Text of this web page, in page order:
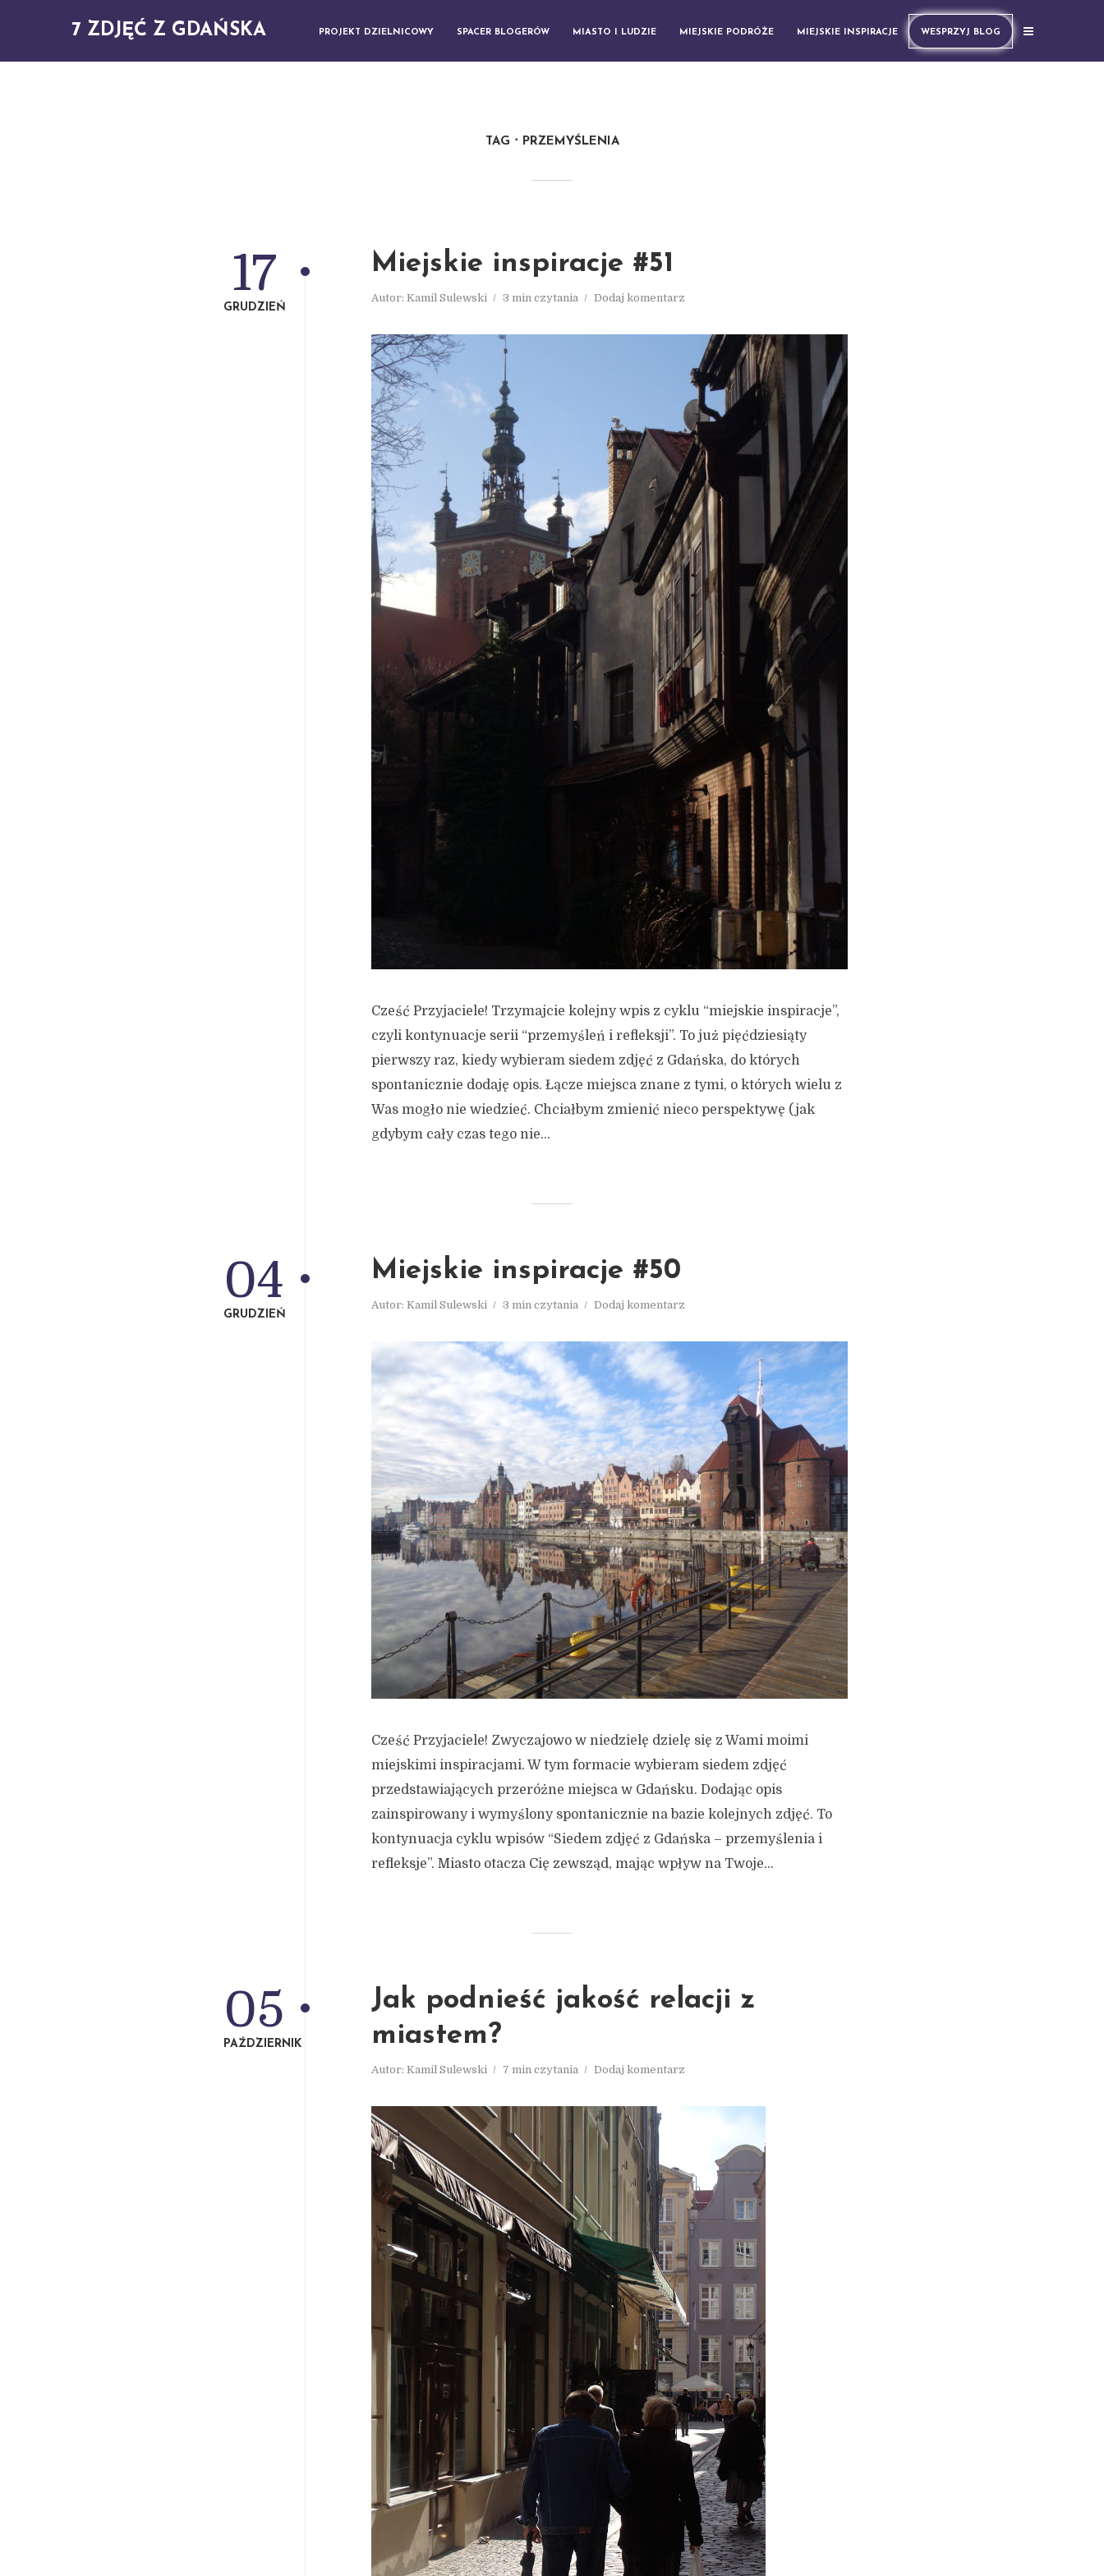
7 ZDJĘĆ Z GDAŃSKA PROJEKT DZIELNICOWY SPACER BLOGERÓW MIASTO I LUDZIE MIEJSKIE PODRÓŻE MIEJSKIE INSPIRACJE WESPRZYJ BLOG
TAG PRZEMYŚLENIA
Miejskie inspiracje #51
Autor: Kamil Sulewski 3 min czytania Dodaj komentarz
17
GRUDZIEŃ
Cześć Przyjaciele! Trzymajcie kolejny wpis z cyklu “miejskie inspiracje”,
czyli kontynuacje serii “przemyśleń i refleksji”. To już pięćdziesiąty
pierwszy raz, kiedy wybieram siedem zdjęć z Gdańska, do których
spontanicznie dodaję opis. Łącze miejsca znane z tymi, o których wielu z
Was mogło nie wiedzieć. Chciałbym zmienić nieco perspektywę (jak
gdybym cały czas tego nie...
Miejskie inspiracje #50
Autor: Kamil Sulewski 3 min czytania Dodaj komentarz
04
GRUDZIEŃ
Cześć Przyjaciele! Zwyczajowo w niedzielę dzielę się z Wami moimi
miejskimi inspiracjami. W tym formacie wybieram siedem zdjęć
przedstawiających przeróżne miejsca w Gdańsku. Dodając opis
zainspirowany i wymyślony spontanicznie na bazie kolejnych zdjęć. To
kontynuacja cyklu wpisów “Siedem zdjęć z Gdańska – przemyślenia i
refleksje”. Miasto otacza Cię zewsząd, mając wpływ na Twoje...
Jak podnieść jakość relacji z
miastem?
Autor: Kamil Sulewski 7 min czytania Dodaj komentarz
05
PAŹDZIERNIK